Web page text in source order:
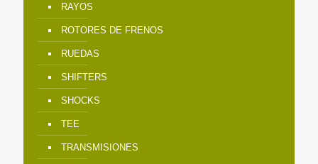
RAYOS
ROTORES DE FRENOS
RUEDAS
SHIFTERS
SHOCKS
TEE
TRANSMISIONES